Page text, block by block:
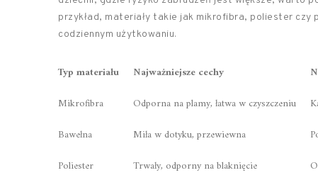
przykład, materiały takie jak mikrofibra, poliester czy
codziennym użytkowaniu.
Typ materiału Najważniejsze cechy
Mikrofibra
Odporna na plamy, łatwa w czyszczeniu
Bawełna
Miła w dotyku, przewiewna
Poliester
Trwały, odporny na blaknięcie